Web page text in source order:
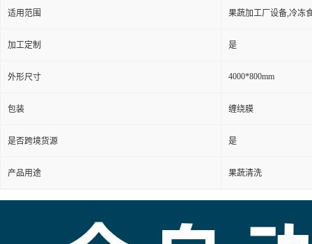
适用范围 果蔬加工厂设备,冷冻
加工定制 是
外形尺寸 4000*800mm
包装 缠绕膜
是否跨境货源 是
产品用途 果蔬清洗